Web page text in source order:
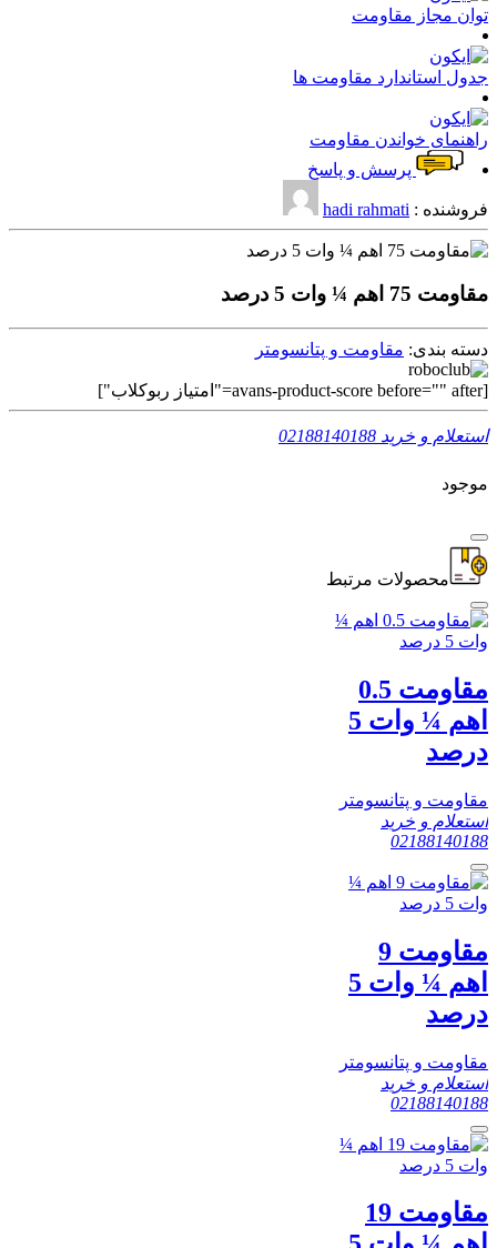
توان مجاز مقاومت
جدول استاندارد مقاومت ها
راهنمای خواندن مقاومت
پرسش و پاسخ
فروشنده : hadi rahmati
مقاومت 75 اهم ¼ وات 5 درصد
دسته بندی: مقاومت و پتانسومتر
[avans-product-score before="" after="امتیاز ربوکلاب"]
استعلام و خرید 02188140188
موجود
محصولات مرتبط
مقاومت 0.5
اهم ¼ وات 5
درصد
مقاومت و پتانسومتر
استعلام و خرید
02188140188
مقاومت 9
اهم ¼ وات 5
درصد
مقاومت و پتانسومتر
استعلام و خرید
02188140188
مقاومت 19